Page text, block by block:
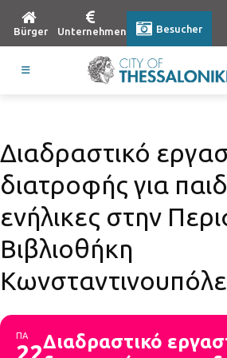
Bürger Unternehmen Besucher
Διαδραστικό
διατροφής για
ενήλικες στην
Βιβλιοθήκη
ΠΑ
Διαδραστικό